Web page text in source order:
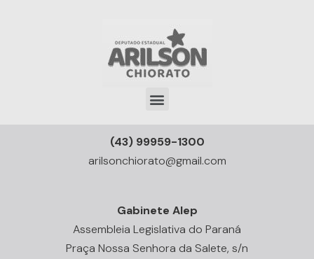
(43) 99959-1300
arilsonchiorato@gmail.com
Gabinete Alep
Assembleia Legislativa do Paraná
Praça Nossa Senhora da Salete, s/n